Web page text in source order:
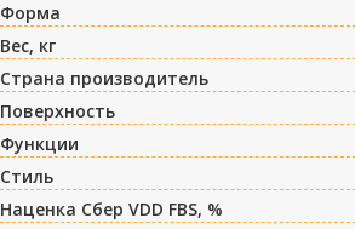
Форма
Вес, кг
Страна производитель
Поверхность
Функции
Стиль
Наценка Сбер VDD FBS, %